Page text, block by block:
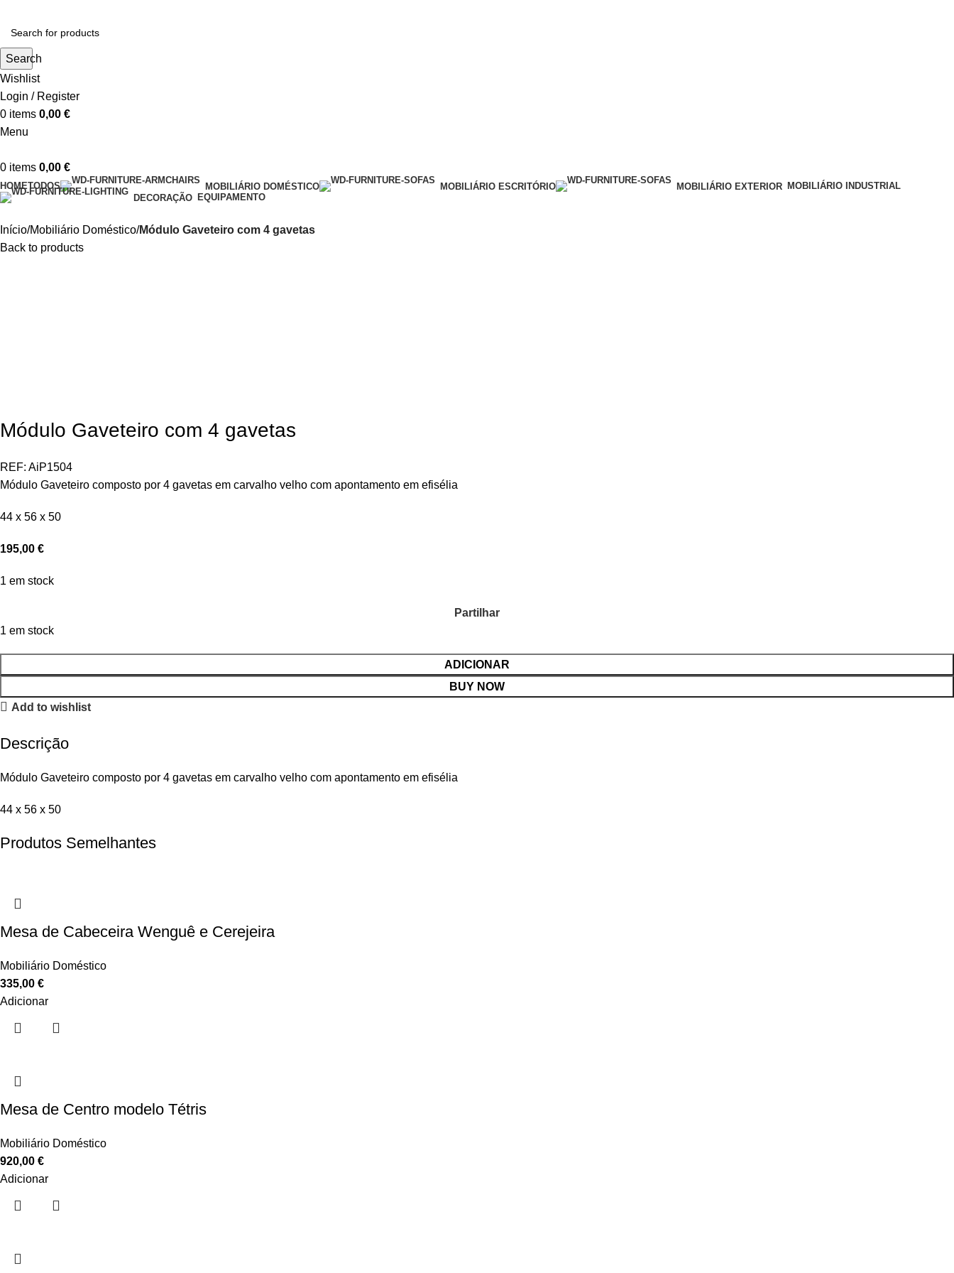
Search
Wishlist
Login / Register
0 items 0,00 €
Menu
0 items 0,00 €
HOMETODOS MOBILIÁRIO DOMÉSTICO MOBILIÁRIO ESCRITÓRIO MOBILIÁRIO EXTERIOR MOBILIÁRIO INDUSTRIAL
DECORAÇÃO EQUIPAMENTO
Início Mobiliário Doméstico Módulo Gaveteiro com 4 gavetas
Back to products
Módulo Gaveteiro com 4 gavetas
REF: AiP1504
Módulo Gaveteiro composto por 4 gavetas em carvalho velho com apontamento em efisélia
44 x 56 x 50
195,00 €
1 em stock
Partilhar
1 em stock
ADICIONAR
BUY NOW
Add to wishlist
Descrição
Módulo Gaveteiro composto por 4 gavetas em carvalho velho com apontamento em efisélia
44 x 56 x 50
Produtos Semelhantes
Mesa de Cabeceira Wenguê e Cerejeira
Mobiliário Doméstico
335,00 €
Adicionar
Mesa de Centro modelo Tétris
Mobiliário Doméstico
920,00 €
Adicionar